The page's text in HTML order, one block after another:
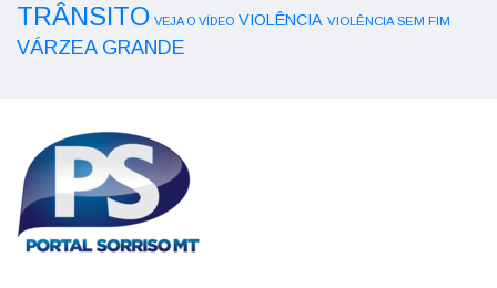
TRÂNSITO VEJA O VÍDEO VIOLÊNCIA VIOLÊNCIA SEM FIM
VÁRZEA GRANDE